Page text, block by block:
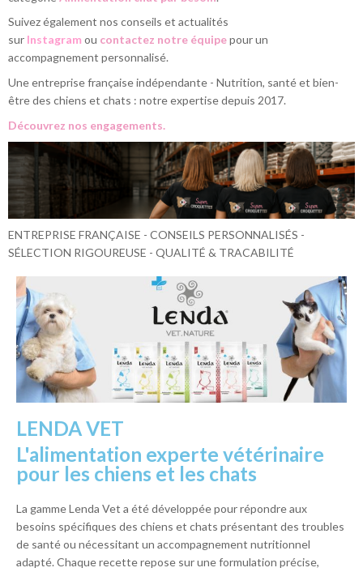
Suivez également nos conseils et actualités
sur Instagram ou contactez notre équipepour un
accompagnement personnalisé.
Une entreprise française indépendante - Nutrition, santé et bien-
être des chiens et chats : notre expertise depuis 2017.
Découvrez nos engagements.
ENTREPRISE FRANÇAISE - CONSEILS PERSONNALISÉS -
SÉLECTION RIGOUREUSE - QUALITÉ & TRACABILITÉ
LENDA VET
L'alimentation experte vétérinaire
pour les chiens et les chats
La gamme Lenda Vet a été développée pour répondre aux
besoins spécifiques des chiens et chats présentant des troubles
de santé ou nécessitant un accompagnement nutritionnel
adapté. Chaque recette repose sur une formulation précise,